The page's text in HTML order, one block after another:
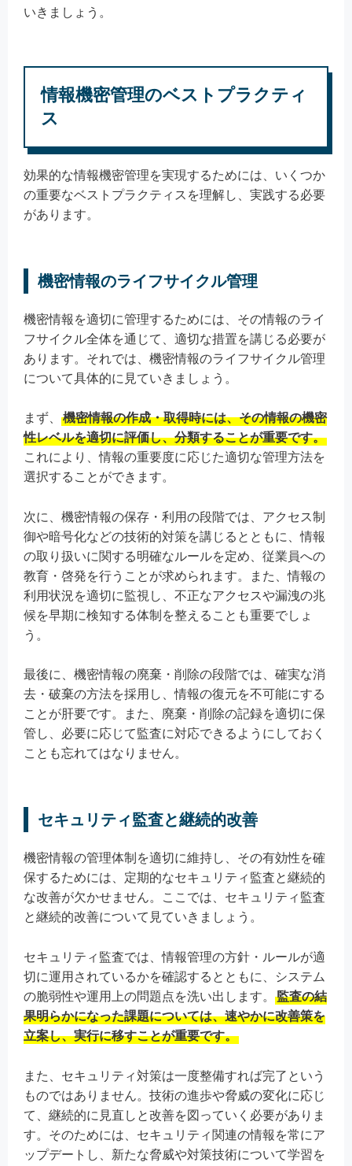
いきましょう。
情報機密管理のベストプラクティ
ス
効果的な情報機密管理を実現するためには、いくつか
の重要なベストプラクティスを理解し、実践する必要
があります。
機密情報のライフサイクル管理
機密情報を適切に管理するためには、その情報のライ
フサイクル全体を通じて、適切な措置を講じる必要が
あります。それでは、機密情報のライフサイクル管理
について具体的に見ていきましょう。
まず、
機密情報の作成・取得時には、その情報の機密
性レベルを適切に評価し、分類することが重要です。
これにより、情報の重要度に応じた適切な管理方法を
選択することができます。
次に、機密情報の保存・利用の段階では、アクセス制
御や暗号化などの技術的対策を講じるとともに、情報
の取り扱いに関する明確なルールを定め、従業員への
教育・啓発を行うことが求められます。また、情報の
利用状況を適切に監視し、不正なアクセスや漏洩の兆
候を早期に検知する体制を整えることも重要でしょ
う。
最後に、機密情報の廃棄・削除の段階では、確実な消
去・破棄の方法を採用し、情報の復元を不可能にする
ことが肝要です。また、廃棄・削除の記録を適切に保
管し、必要に応じて監査に対応できるようにしておく
ことも忘れてはなりません。
セキュリティ監査と継続的改善
機密情報の管理体制を適切に維持し、その有効性を確
保するためには、定期的なセキュリティ監査と継続的
な改善が欠かせません。ここでは、セキュリティ監査
と継続的改善について見ていきましょう。
セキュリティ監査では、情報管理の方針・ルールが適
切に運用されているかを確認するとともに、システム
の脆弱性や運用上の問題点を洗い出します。
監査の結
果明らかになった課題については、速やかに改善策を
立案し、実行に移すことが重要です。
また、セキュリティ対策は一度整備すれば完了という
ものではありません。技術の進歩や脅威の変化に応じ
て、継続的に見直しと改善を図っていく必要がありま
す。そのためには、セキュリティ関連の情報を常にア
ップデートし、新たな脅威や対策技術について学習を